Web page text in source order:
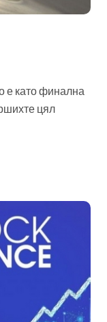
цял